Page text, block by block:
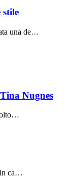
stile
una de…
Nugnes
in ca…